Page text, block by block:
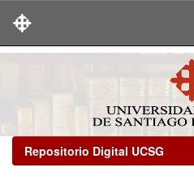
Repositorio Digital UCSG